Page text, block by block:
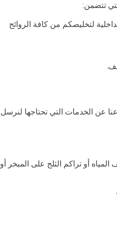
تتضمن:
لتخليصكم من كافة الروائح
عن الخدمات التي تحتاجها لنرسل
أو تراكم الثلج على المبخر أو